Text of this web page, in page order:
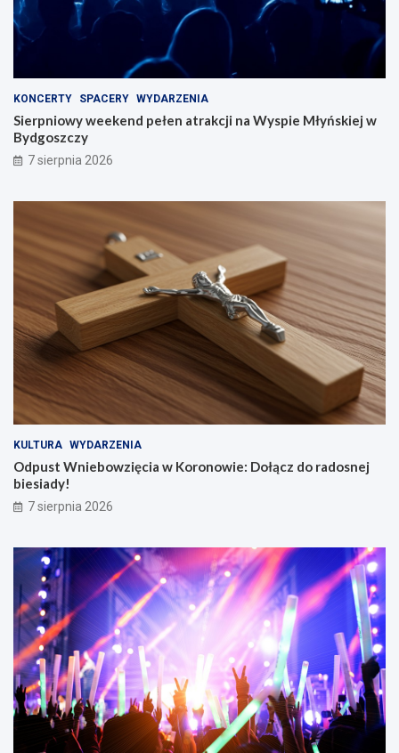
KONCERTY SPACERY WYDARZENIA
Sierpniowy weekend pełen atrakcji na Wyspie Młyńskiej w
Bydgoszczy
7 sierpnia 2026
KULTURA WYDARZENIA
Odpust Wniebowzięcia w Koronowie: Dołącz do radosnej
biesiady!
7 sierpnia 2026